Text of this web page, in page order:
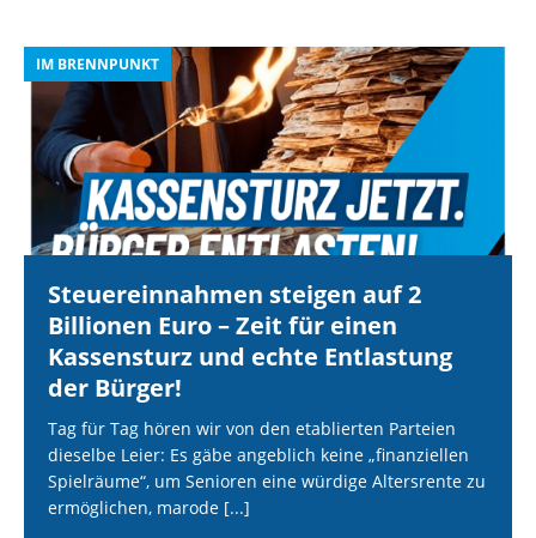
IM BRENNPUNKT
Steuereinnahmen steigen auf 2
Billionen Euro – Zeit für einen
Kassensturz und echte Entlastung
der Bürger!
Tag für Tag hören wir von den etablierten Parteien
dieselbe Leier: Es gäbe angeblich keine „finanziellen
Spielräume“, um Senioren eine würdige Altersrente zu
ermöglichen, marode [...]
Adressen), z. B. für personalisierte Anzeigen und Inhalte oder
Anzeigen- und Inhaltsmessung.
Weitere Informationen über die
Verwendung Ihrer Daten finden Sie in unserer
Datenschutzerklärung.Sie können Ihre Auswahl jederzeit unter
Einstellungen
widerrufen oder anpassen.
Es folgt eine Liste der Service-Gruppen, für die eine
Essenziell
Externe Medien
Alle akzeptieren
Individuelle Datenschutzeinstellungen
Cookie-Details Datenschutzerklärung Impressum